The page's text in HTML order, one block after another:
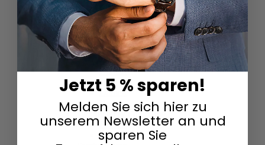
Herren
Smartwatches
Damen
Herren
Solaruhren
Herren
Damen
Sportuhren
Damen
Herren
Swarovski & Edelsteine
Damen
Herren
Jetzt 5 % sparen!
Melden Sie sich hier zu
unserem Newsletter an und
sparen Sie